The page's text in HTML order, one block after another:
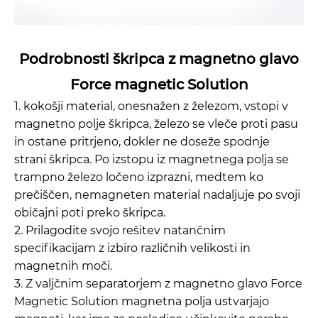
Podrobnosti škripca z magnetno glavo
Force magnetic Solution
1. kokošji material, onesnažen z železom, vstopi v
magnetno polje škripca, železo se vleče proti pasu
in ostane pritrjeno, dokler ne doseže spodnje
strani škripca. Po izstopu iz magnetnega polja se
trampno železo ločeno izprazni, medtem ko
prečiščen, nemagneten material nadaljuje po svoji
običajni poti preko škripca.
2. Prilagodite svojo rešitev natančnim
specifikacijam z izbiro različnih velikosti in
magnetnih moči.
3. Z valjčnim separatorjem z magnetno glavo Force
Magnetic Solution magnetna polja ustvarjajo